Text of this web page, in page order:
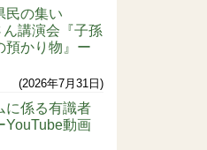
民の集い
講演会『子孫
預かり物』ー
2026年7月31日
に係る有識者
YouTube動画